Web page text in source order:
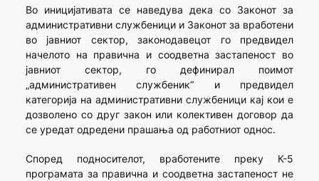
Во иницијативата се наведува дека со Законот за
административни службеници и Законот за вработени
во јавниот сектор, законодавецот го предвидел
начелото на правична и соодветна застапеност во
јавниот сектор, го дефинирал поимот
„административен службеник“ и предвидел
категорија на административни службеници кај кои е
дозволено со друг закон или колективен договор да
се уредат одредени прашања од работниот однос.
Според подносителот, вработените преку К-5
програмата за правична и соодветна застапеност не